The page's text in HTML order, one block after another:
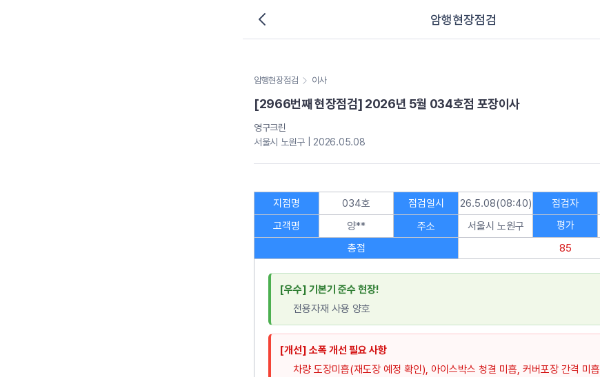
암행현장점검
암행현장점검 이사
[2966번째 현장점검] 2026년 5월 034호점 포장이사
영구크린
서울시 노원구 | 2026.05.08
지점명 034호 점검일시 26.5.08(08:40) 점검자
고객명
양** 주소 서울시 노원구 평가
총점
85
[우수] 기본기 준수 현장!
전용자재 사용 양호
[개선] 소폭 개선 필요 사항
차량 도장미흡(재도장 예정 확인), 아이스박스 청결 미흡, 커버포장 간격 미흡